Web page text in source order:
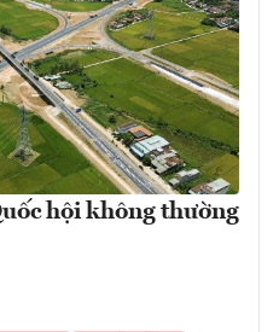
hội không thường